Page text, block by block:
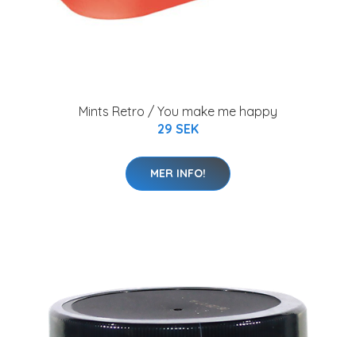
Mints Retro / You make me happy
29 SEK
MER INFO!